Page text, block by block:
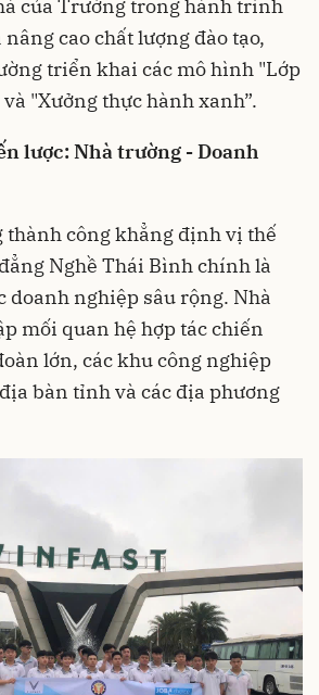
của Trường trong hành trình
cao chất lượng đào tạo,
triển khai các mô hình "Lớp
"Xưởng thực hành xanh”.
lược: Nhà trường - Doanh
thành công khẳng định vị thế
Nghề Thái Bình chính là
doanh nghiệp sâu rộng. Nhà
mối quan hệ hợp tác chiến
lớn, các khu công nghiệp
bàn tỉnh và các địa phương